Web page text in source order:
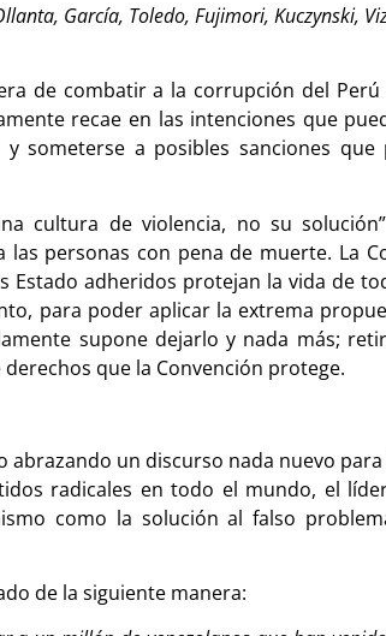
García, Toledo, Fujimori, Kuczynski,
de combatir a la corrupción del
recae en las intenciones que
someterse a posibles sanciones
cultura de violencia, no su
personas con pena de muerte. La
adheridos protejan la vida de
para poder aplicar la extrema
supone dejarlo y nada más;
que la Convención protege.
un discurso nada nuevo
radicales en todo el mundo, el
como la solución al falso
de la siguiente manera: